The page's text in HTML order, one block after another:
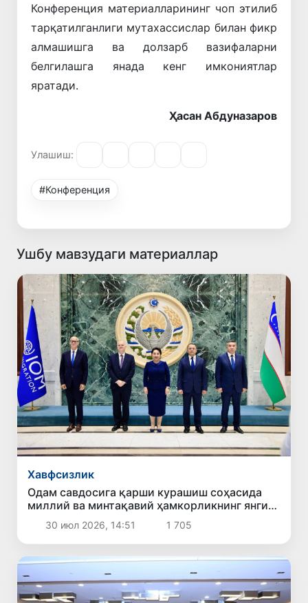
Конференция материалларининг чоп этилиб
тарқатилганлиги мутахассислар билан фикр
алмашишга ва долзарб вазифаларни
белгилашга янада кенг имкониятлар
яратади.
Ҳасан Абдуназаров
Улашиш:
#Конференция
Ушбу мавзудаги материаллар
Хавфсизлик
Одам савдосига қарши курашиш соҳасида
миллий ва минтақавий ҳамкорликнинг янги
устувор йўналишлари белгилаб олинди
30 июл 2026, 14:51 1 705